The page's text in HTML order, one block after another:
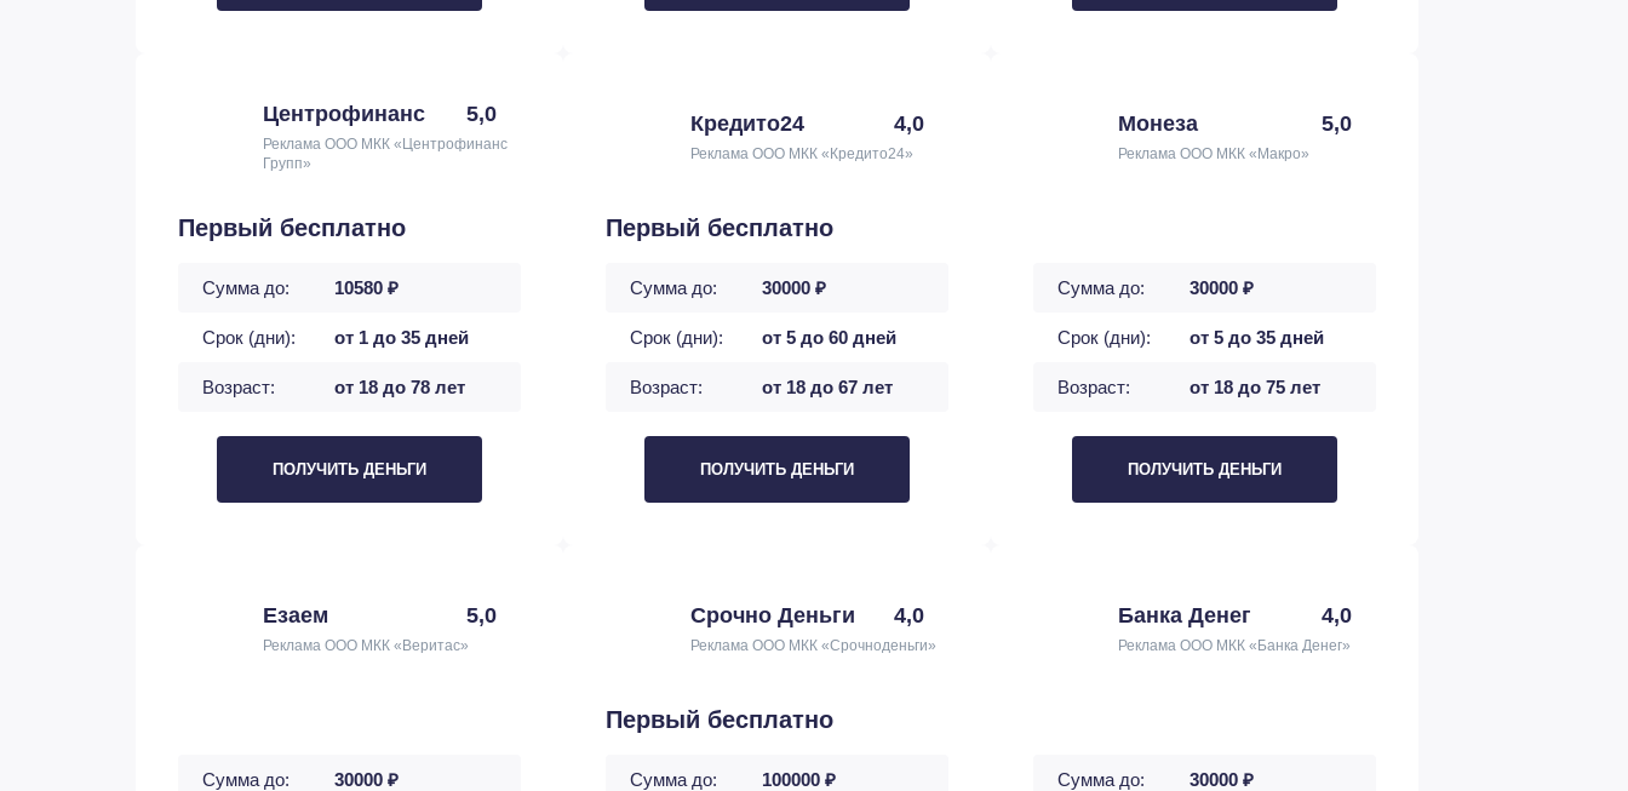
Центрофинанс 5,0
Реклама ООО МКК «Центрофинанс
Групп»
Первый бесплатно
Сумма до: 10580 ₽
Срок (дни): от 1 до 35 дней
Возраст: от 18 до 78 лет
ПОЛУЧИТЬ ДЕНЬГИ
Кредито24 4,0
Реклама ООО МКК «Кредито24»
Первый бесплатно
Сумма до: 30000 ₽
Срок (дни): от 5 до 60 дней
Возраст: от 18 до 67 лет
ПОЛУЧИТЬ ДЕНЬГИ
Монеза 5,0
Реклама ООО МКК «Макро»
Сумма до: 30000 ₽
Срок (дни): от 5 до 35 дней
Возраст: от 18 до 75 лет
ПОЛУЧИТЬ ДЕНЬГИ
Езаем 5,0
Реклама ООО МКК «Веритас»
Сумма до: 30000 ₽
Срочно Деньги 4,0
Реклама ООО МКК «Срочноденьги»
Первый бесплатно
Сумма до: 100000 ₽
Банка Денег 4,0
Реклама ООО МКК «Банка Денег»
Сумма до: 30000 ₽